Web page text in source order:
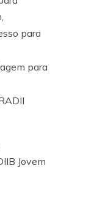
para
para
Jovem